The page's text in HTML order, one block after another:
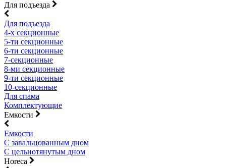
Для подъезда
Для подъезда
4-х секционные
5-ти секционные
6-ти секционные
7-секционные
8-ми секционные
9-ти секционные
10-секционные
Для спама
Комплектующие
Емкости
Емкости
С завальцованным дном
С цельнотянутым дном
Horeca